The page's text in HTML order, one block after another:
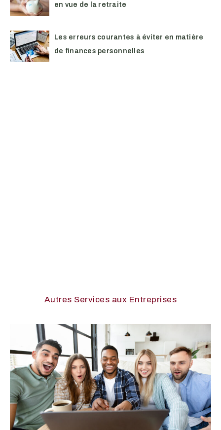
en vue de la retraite
Les erreurs courantes à éviter en matière
de finances personnelles
Autres Services aux Entreprises